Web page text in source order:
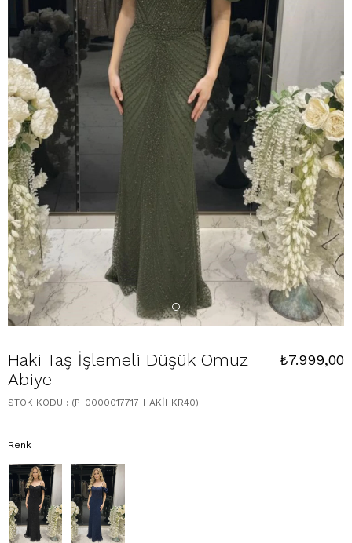
Haki Taş İşlemeli Düşük Omuz
Abiye
₺7.999,00
STOK KODU (P-0000017717-HAKİHKR40)
Renk